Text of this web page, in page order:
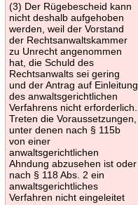
(3) Der Rügebescheid kann
nicht deshalb aufgehoben
werden, weil der Vorstand
der Rechtsanwaltskammer
zu Unrecht angenommen
hat, die Schuld des
Rechtsanwalts sei gering
und der Antrag auf Einleitung
des anwaltsgerichtlichen
Verfahrens nicht erforderlich.
Treten die Voraussetzungen,
unter denen nach § 115b
von einer
anwaltsgerichtlichen
Ahndung abzusehen ist oder
nach § 118 Abs. 2 ein
anwaltsgerichtliches
Verfahren nicht eingeleitet